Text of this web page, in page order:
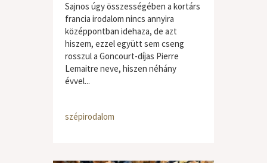
Sajnos úgy összességében a kortárs
francia irodalom nincs annyira
középpontban idehaza, de azt
hiszem, ezzel együtt sem cseng
rosszul a Goncourt-díjas Pierre
Lemaitre neve, hiszen néhány
évvel...
szépirodalom